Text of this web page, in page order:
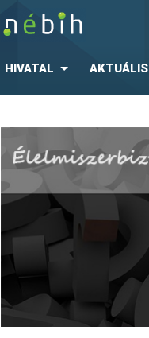
HIVATAL AKTUÁLIS